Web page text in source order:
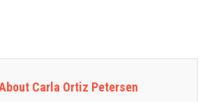
Carla Ortiz Petersen